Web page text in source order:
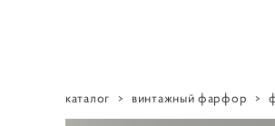
каталог > винтажный фарфор >